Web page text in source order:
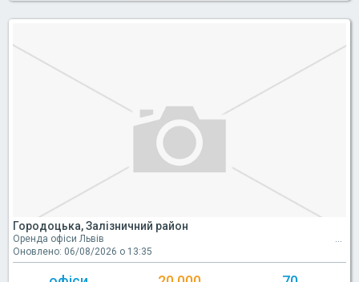
Городоцька, Залізничний район
Оренда офіси Львів
Оновлено: 06/08/2026 о 13:35